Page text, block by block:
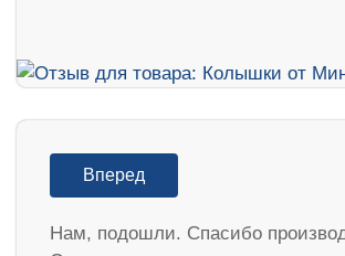
Вперед
Нам, подошли. Спасибо